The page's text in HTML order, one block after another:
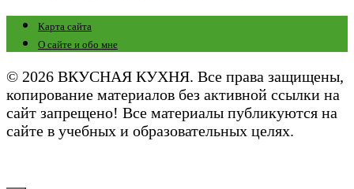
Карта сайта
О сайте и обо мне
© 2026 ВКУСНАЯ КУХНЯ. Все права защищены,
копирование материалов без активной ссылки на
сайт запрещено! Все материалы публикуются на
сайте в учебных и образовательных целях.